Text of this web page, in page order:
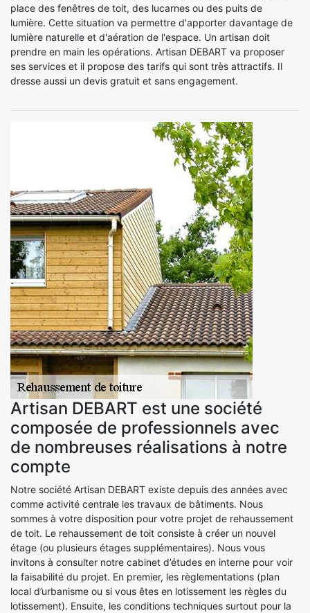
place des fenêtres de toit, des lucarnes ou des puits de
lumière. Cette situation va permettre d'apporter davantage de
lumière naturelle et d'aération de l'espace. Un artisan doit
prendre en main les opérations. Artisan DEBART va proposer
ses services et il propose des tarifs qui sont très attractifs. Il
dresse aussi un devis gratuit et sans engagement.
Artisan DEBART est une société
composée de professionnels avec
de nombreuses réalisations à notre
compte
Notre société Artisan DEBART existe depuis des années avec
comme activité centrale les travaux de bâtiments. Nous
sommes à votre disposition pour votre projet de rehaussement
de toit. Le rehaussement de toit consiste à créer un nouvel
étage (ou plusieurs étages supplémentaires). Nous vous
invitons à consulter notre cabinet d’études en interne pour voir
la faisabilité du projet. En premier, les règlementations (plan
local d’urbanisme ou si vous êtes en lotissement les règles du
lotissement). Ensuite, les conditions techniques surtout pour la